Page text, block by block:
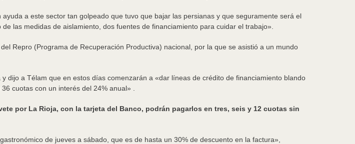
a este sector tan golpeado que tuvo que bajar las persianas y que seguramente será el
las medidas de aislamiento, dos fuentes de financiamiento para cuidar el trabajo».
Repro (Programa de Recuperación Productiva) nacional, por la que se asistió a un mundo
dijo a Télam que en estos días comenzarán a «dar líneas de crédito de financiamiento blando
cuotas con un interés del 24% anual» .
por La Rioja, con la tarjeta del Banco, podrán pagarlos en tres, seis y 12 cuotas sin
de jueves a sábado, que es de hasta un 30% de descuento en la factura»,